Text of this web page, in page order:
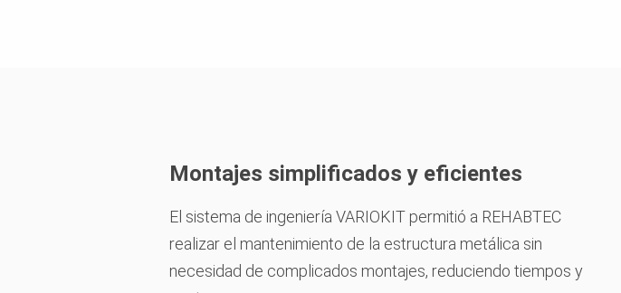
Montajes simplificados y eficientes
El sistema de ingeniería VARIOKIT permitió a REHABTEC
realizar el mantenimiento de la estructura metálica sin
necesidad de complicados montajes, reduciendo tiempos y